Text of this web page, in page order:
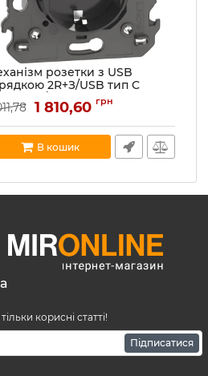
розетки з USB
2R+З/USB тип C
16А/=5В 15А 2 модуля
чорний Bticino серія
Now KG4141USB
2
1 810,60 грн
В кошик
корисні статті!
Підписатися